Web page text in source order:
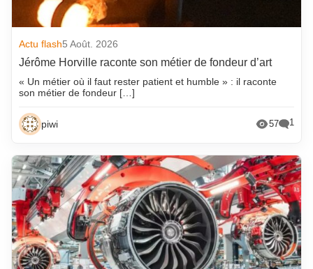
Actu flash5 Août. 2026
Jérôme Horville raconte son métier de fondeur d’art
« Un métier où il faut rester patient et humble » : il raconte
son métier de fondeur […]
piwi 57 1